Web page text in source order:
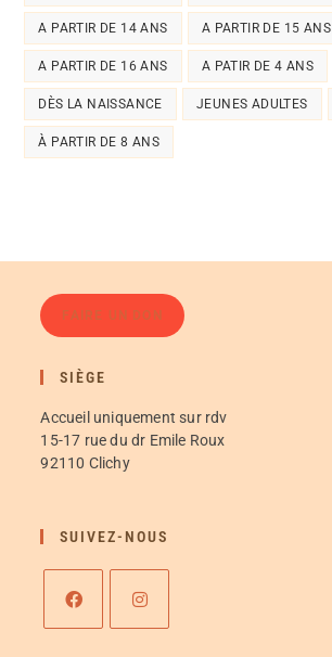
A PARTIR DE 14 ANS A PARTIR DE 15 ANS
A PARTIR DE 16 ANS A PATIR DE 4 ANS
DÈS LA NAISSANCE JEUNES ADULTES
À PARTIR DE 8 ANS
FAIRE UN DON
SIÈGE
Accueil uniquement sur rdv
15-17 rue du dr Emile Roux
92110 Clichy
SUIVEZ-NOUS